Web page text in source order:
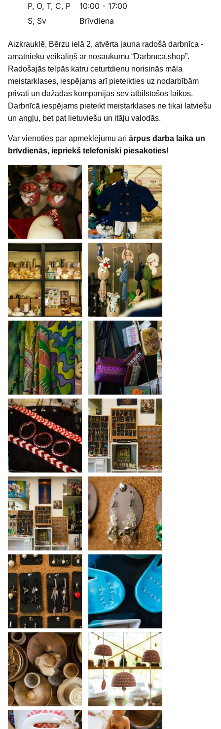
P, O, T, C, P
10:00 - 17:00
S, Sv
Brīvdiena
Aizkrauklē, Bērzu ielā 2, atvērta jauna radošā darbnīca -
amatnieku veikaliņš ar nosaukumu “Darbnīca.shop”.
Radošajās telpās katru ceturtdienu norisinās māla
meistarklases, iespējams arī pieteikties uz nodarbībām
privāti un dažādās kompānijās sev atbilstošos laikos.
Darbnīcā iespējams pieteikt meistarklases ne tikai latviešu
un angļu, bet pat lietuviešu un itāļu valodās.
Var vienoties par apmeklējumu arīārpus darba laika un
brīvdienās, iepriekš telefoniski piesakoties!